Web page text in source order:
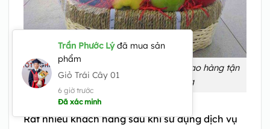
Giỏ trái cây Pleiku Gia Lai King Fruit giao hàng tận
nơi, nhanh chóng, chất lượng
Rất nhiều khách hàng sau khi sử dụng dịch vụ